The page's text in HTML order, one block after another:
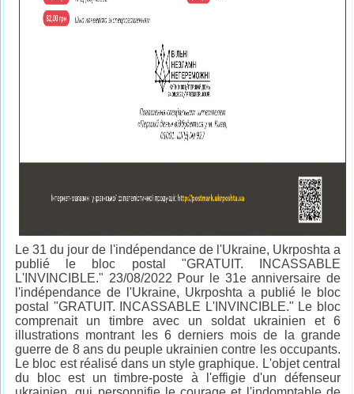
Le 31 du jour de l'indépendance de l'Ukraine, Ukrposhta a
publié le bloc postal "GRATUIT. INCASSABLE
L'INVINCIBLE." 23/08/2022 Pour le 31e anniversaire de
l'indépendance de l'Ukraine, Ukrposhta a publié le bloc
postal "GRATUIT. INCASSABLE L'INVINCIBLE." Le bloc
comprenait un timbre avec un soldat ukrainien et 6
illustrations montrant les 6 derniers mois de la grande
guerre de 8 ans du peuple ukrainien contre les occupants.
Le bloc est réalisé dans un style graphique. L'objet central
du bloc est un timbre-poste à l'effigie d'un défenseur